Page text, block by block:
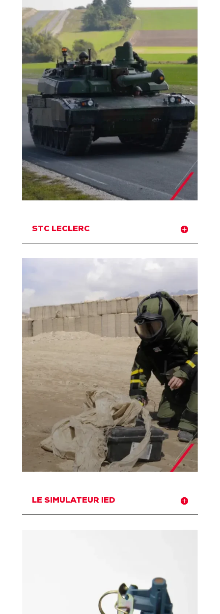
STC LECLERC
LE SIMULATEUR IED